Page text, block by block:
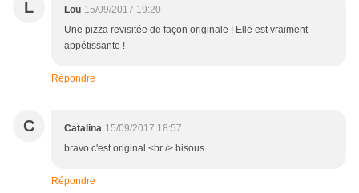
L Lou 15/09/2017 19:20
Une pizza revisitée de façon originale ! Elle est vraiment
appétissante !
Répondre
C Catalina 15/09/2017 18:57
bravo c'est original <br /> bisous
Répondre